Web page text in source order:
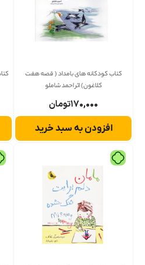
کتاب کودکانه های بامداد ( قصه هفت
کلاغون) اثر احمد شاملو
۱۷۰,۰۰۰تومان
افزودن به سبد خرید